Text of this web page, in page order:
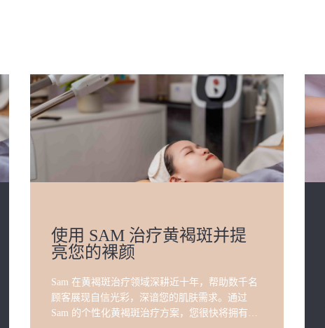
使用 SAM 治疗黄褐斑并提
亮您的裸颜
Sam 在黄褐斑治疗领域深耕近十年，帮助数千名
顾客展现自信光彩，深谙您的肌肤需求。通过
Sam 的个性化黄褐斑治疗方案，您很快将拥有光